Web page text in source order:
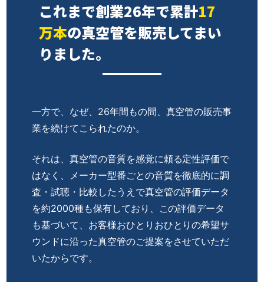
これまで創業26年で累計17
万本の真空管を販売してまい
りました。
一方で、なぜ、26年間もの間、真空管の販売事
業を続けてこられたのか。
それは、真空管の音質を感覚に頼る定性評価で
はなく、メーカー型番ごとの音質を徹底的に調
査・試聴・比較したうえで真空管の評価データ
を約2000種も保有しており、この評価データ
も基づいて、お客様おひとりおひとりの希望サ
ウンドに沿った真空管のご提案をさせていただ
いたからです。